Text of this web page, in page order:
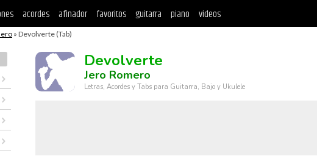
acordes afinador favoritos guitarra piano videos
» Devolverte (Tab)
Devolverte
Jero Romero
Letras, Acordes y Tabs para Guitarra, Bajo y Ukulele